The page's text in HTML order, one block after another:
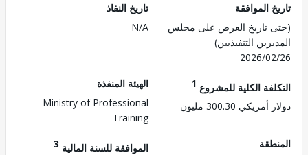
الموافقة
تاريخ العرض على مجلس
التنفيذيين)
2026/
تاريخ النفاذ
N/A
الكلية للمشروع1
300.30 مليون
الهيئة المنفذة
Ministry of Professional
Training
الموافقة للسنة المالية3